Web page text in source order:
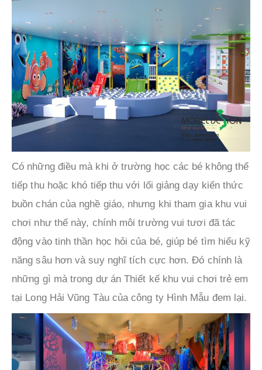
Có những điều mà khi ở trường học các bé không thể
tiếp thu hoặc khó tiếp thu với lối giảng dạy kiến thức
buồn chán của nghề giáo, nhưng khi tham gia khu vui
chơi như thế này, chính môi trường vui tươi đã tác
động vào tinh thần học hỏi của bé, giúp bé tìm hiểu kỹ
năng sâu hơn và suy nghĩ tích cực hơn. Đó chính là
những gì mà trong dự án Thiết kế khu vui chơi trẻ em
tại Long Hải Vũng Tàu của công ty Hình Mẫu đem lại.